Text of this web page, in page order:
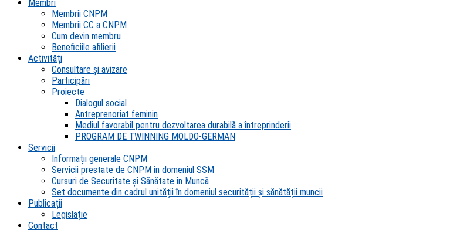
Membri
Membrii CNPM
Membrii CC a CNPM
Cum devin membru
Beneficiile afilierii
Activități
Consultare și avizare
Participări
Proiecte
Dialogul social
Antreprenoriat feminin
Mediul favorabil pentru dezvoltarea durabilă a întreprinderii
PROGRAM DE TWINNING MOLDO-GERMAN
Servicii
Informații generale CNPM
Servicii prestate de CNPM in domeniul SSM
Cursuri de Securitate și Sănătate în Muncă
Set documente din cadrul unității în domeniul securității și sănătății muncii
Publicații
Legislație
Contact